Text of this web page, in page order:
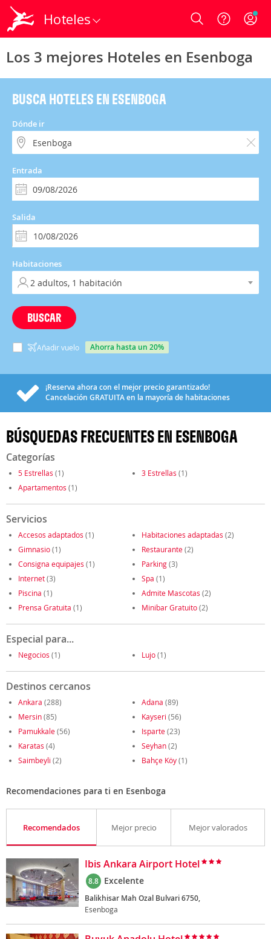
Hoteles Login
Los 3 mejores Hoteles en Esenboga
BUSCA HOTELES EN ESENBOGA
Dónde ir
Entrada
Salida
Habitaciones
BUSCAR
Añadir vuelo ahorra hasta un 20%
¡Reserva ahora con el mejor precio garantizado!
Cancelación GRATUITAen la mayoría de habitaciones
BÚSQUEDAS FRECUENTES EN ESENBOGA
Categorías
5 Estrellas (1) 3 Estrellas (1)
Apartamentos (1)
Servicios
Accesos adaptados (1) Habitaciones adaptadas (2)
Gimnasio(1) Restaurante(2)
Consigna equipajes (1) Parking(3)
Internet(3) Spa (1)
Piscina (1) Admite Mascotas (2)
Prensa Gratuita (1) Minibar Gratuito(2)
Especial para...
Negocios (1) Lujo(1)
Destinos cercanos
Ankara (288) Adana (89)
Mersin(85) Kayseri (56)
Pamukkale(56) Isparte(23)
Karatas (4) Seyhan(2)
Saimbeyli (2) Bahçe Köy(1)
Recomendaciones para ti en Esenboga
Recomendados Mejor precio Mejor valorados
Ibis Ankara Airport Hotel
8.8 Excelente
Balikhisar Mah Ozal Bulvari 6750,
Esenboga